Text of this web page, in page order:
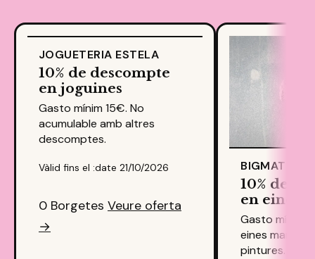
-10.00%
JOGUETERIA ESTELA
10% de descompte
en joguines
Gasto mínim 15€. No
acumulable amb altres
descomptes.
Vàlid fins el :date 21/10/2026
0 Borgetes Veure oferta
→
BIGMAT
10% de
en eines
Gasto mínim
eines
pintures.